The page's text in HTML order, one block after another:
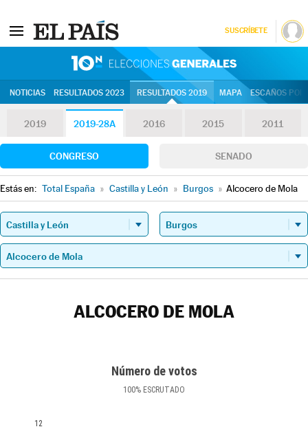
SUSCRÍBETE
NOTICIAS RESULTADOS 2023 RESULTADOS 2019 MAPA ESCAÑOS
2019 2019-28A 2016 2015 2011
CONGRESO SENADO
Estás en: Total España » Castilla y León » Burgos » Alcocero de Mola
ALCOCERO DE MOLA
Número de votos
100% ESCRUTADO
12